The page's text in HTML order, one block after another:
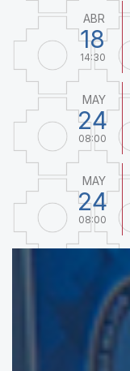
ABR
18
14:30
MAY
24
08:00
MAY
24
08:00